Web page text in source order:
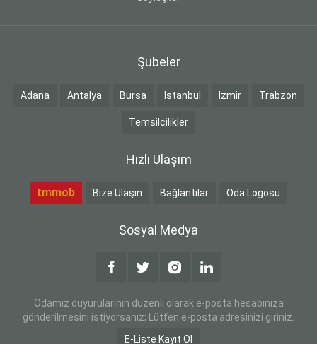
Şubeler
Adana Antalya Bursa İstanbul İzmir Trabzon
Temsilcilikler
Hızlı Ulaşım
tmmob Bize Ulaşın Bağlantılar Oda Logosu
Sosyal Medya
Odamız duyurularının düzenli olarak e-posta hesabınıza
gönderilmesini istiyorsanız; Lütfen e-posta adresinizi giriniz.
E-Liste Kayıt Ol